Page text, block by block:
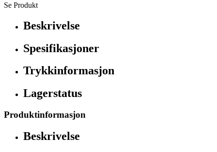
Se Produkt
Beskrivelse
Spesifikasjoner
Trykkinformasjon
Lagerstatus
Produktinformasjon
Beskrivelse